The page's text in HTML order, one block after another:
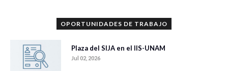
OPORTUNIDADES DE TRABAJO
Plaza del SIJA en el IIS-UNAM
Jul 02, 2026